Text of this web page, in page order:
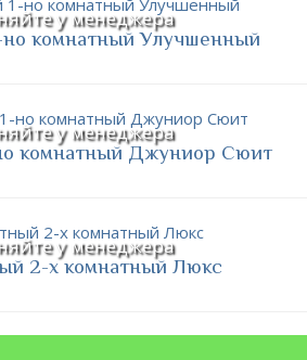
у менеджера
но комнатный Улучшенный
у менеджера
комнатный Джуниор Сюит
у менеджера
2-х комнатный Люкс